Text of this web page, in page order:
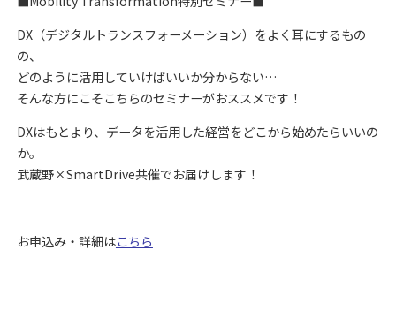
DX（デジタルトランスフォーメーション）をよく耳にするもの
の、
どのように活用していけばいいか分からない…
そんな方にこそこちらのセミナーがおススメです！
DXはもとより、データを活用した経営をどこから始めたらいいの
か。
武蔵野×SmartDrive共催でお届けします！
お申込み・詳細はこちら